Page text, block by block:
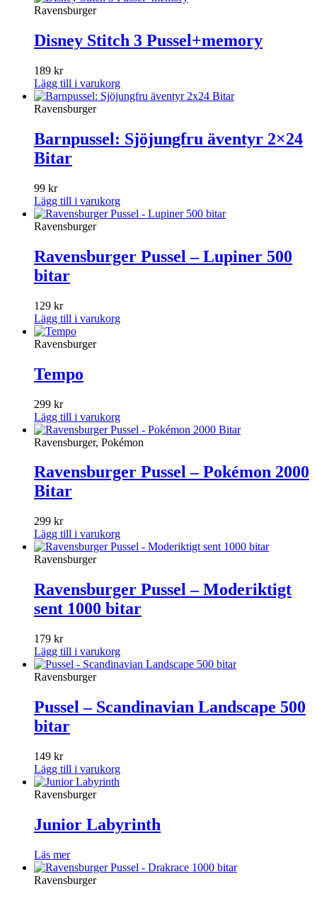
Ravensburger
Disney Stitch 3 Pussel+memory
189 kr
Lägg till i varukorg
Ravensburger
Barnpussel: Sjöjungfru äventyr 2×24
Bitar
99 kr
Lägg till i varukorg
Ravensburger
Ravensburger Pussel – Lupiner 500
bitar
129 kr
Lägg till i varukorg
Ravensburger
Tempo
299 kr
Lägg till i varukorg
Ravensburger, Pokémon
Ravensburger Pussel – Pokémon 2000
Bitar
299 kr
Lägg till i varukorg
Ravensburger
Ravensburger Pussel – Moderiktigt
sent 1000 bitar
179 kr
Lägg till i varukorg
Ravensburger
Pussel – Scandinavian Landscape 500
bitar
149 kr
Lägg till i varukorg
Ravensburger
Junior Labyrinth
Läs mer
Ravensburger